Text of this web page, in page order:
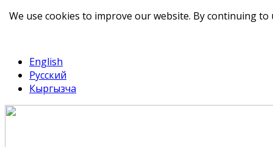
English
Русский
Кыргызча
We use cookies to improve our website. By continuing